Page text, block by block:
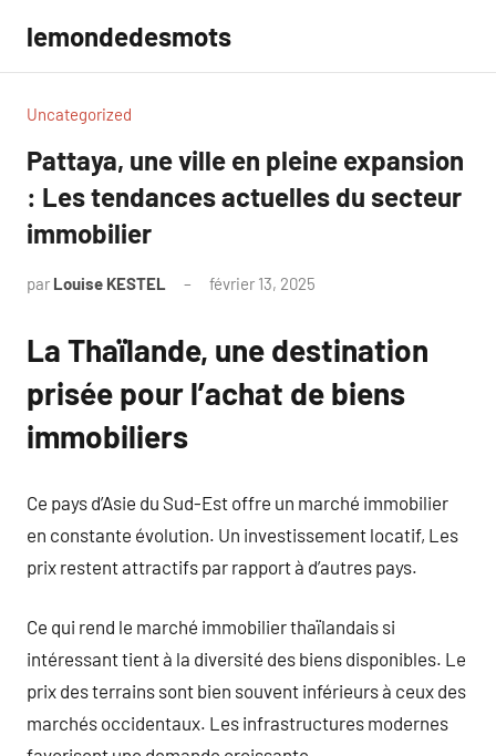
contenu
lemondedesmots
Uncategorized
Pattaya, une ville en pleine expansion
: Les tendances actuelles du secteur
immobilier
par Louise KESTEL février 13, 2025
La Thaïlande, une destination
prisée pour l’achat de biens
immobiliers
Ce pays d’Asie du Sud-Est offre un marché immobilier
en constante évolution. Un investissement locatif, Les
prix restent attractifs par rapport à d’autres pays.
Ce qui rend le marché immobilier thaïlandais si
intéressant tient à la diversité des biens disponibles. Le
prix des terrains sont bien souvent inférieurs à ceux des
marchés occidentaux. Les infrastructures modernes